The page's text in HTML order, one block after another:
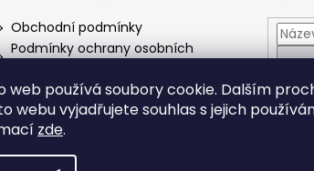
web používá soubory cookie. Dalším
webu vyjadřujete souhlas s jejich
zde.
Obchodní podmínky
Podmínky ochrany osobních
Kontakty
Péče o kůži
vyhrazena.